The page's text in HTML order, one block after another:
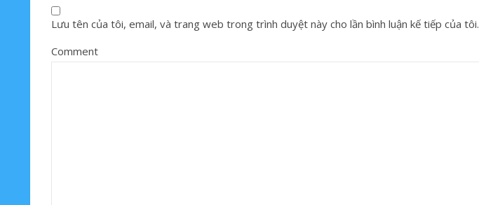
Lưu tên của tôi, email, và trang web trong trình duyệt này cho lần bình luận kế tiếp của tôi.
Comment